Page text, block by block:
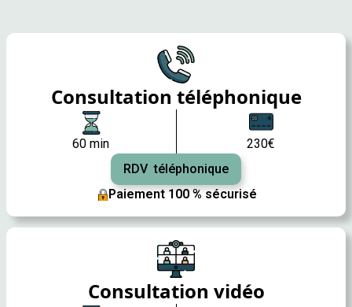
Consultation téléphonique
60 min
230€
RDV téléphonique
Paiement 100 % sécurisé
Consultation vidéo